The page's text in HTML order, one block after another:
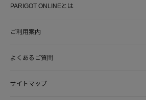
PARIGOT ONLINEとは
ご利用案内
よくあるご質問
サイトマップ